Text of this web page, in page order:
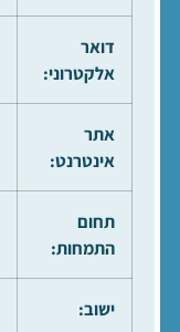
דואר
אלקטרוני:
אתר
אינטרנט:
תחום
התמחות:
ישוב: